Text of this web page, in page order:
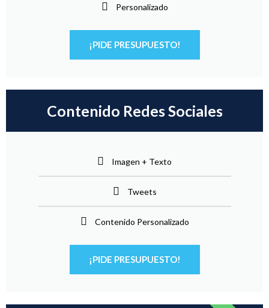
Personalizado
¡PIDE PRESUPUESTO!
Contenido Redes Sociales
Imagen + Texto
Tweets
Contenido Personalizado
¡PIDE PRESUPUESTO!